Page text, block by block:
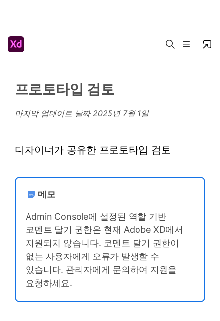
프로토타입 검토
마지막 업데이트 날짜 2025년 7월 1일
디자이너가 공유한 프로토타입 검토
메모
Admin Console에 설정된 역할 기반
코멘트 달기 권한은 현재 Adobe XD에서
지원되지 않습니다. 코멘트 달기 권한이
없는 사용자에게 오류가 발생할 수
있습니다. 관리자에게 문의하여 지원을
요청하세요.